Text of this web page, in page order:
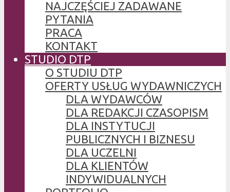
NAJCZĘŚCIEJ ZADAWANE
PYTANIA
PRACA
KONTAKT
STUDIO DTP
O STUDIU DTP
OFERTY USŁUG WYDAWNICZYCH
DLA WYDAWCÓW
DLA REDAKCJI CZASOPISM
DLA INSTYTUCJI
PUBLICZNYCH I BIZNESU
DLA UCZELNI
DLA KLIENTÓW
INDYWIDUALNYCH